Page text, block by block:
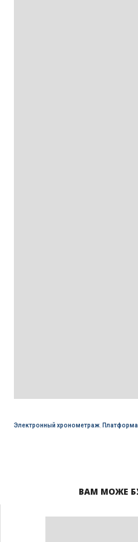
Электронный хронометраж, Платформа
ВАМ МОЖЕ